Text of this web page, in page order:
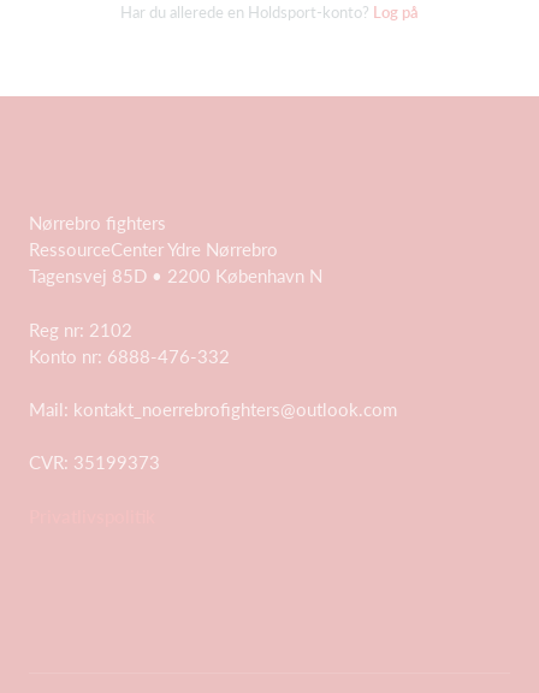
Har du allerede en Holdsport-konto? Log på
Nørrebro fighters
RessourceCenter Ydre Nørrebro
Tagensvej 85D • 2200 København N
Reg nr: 2102
Konto nr: 6888-476-332
Mail: kontakt_noerrebrofighters@outlook.com
CVR: 35199373